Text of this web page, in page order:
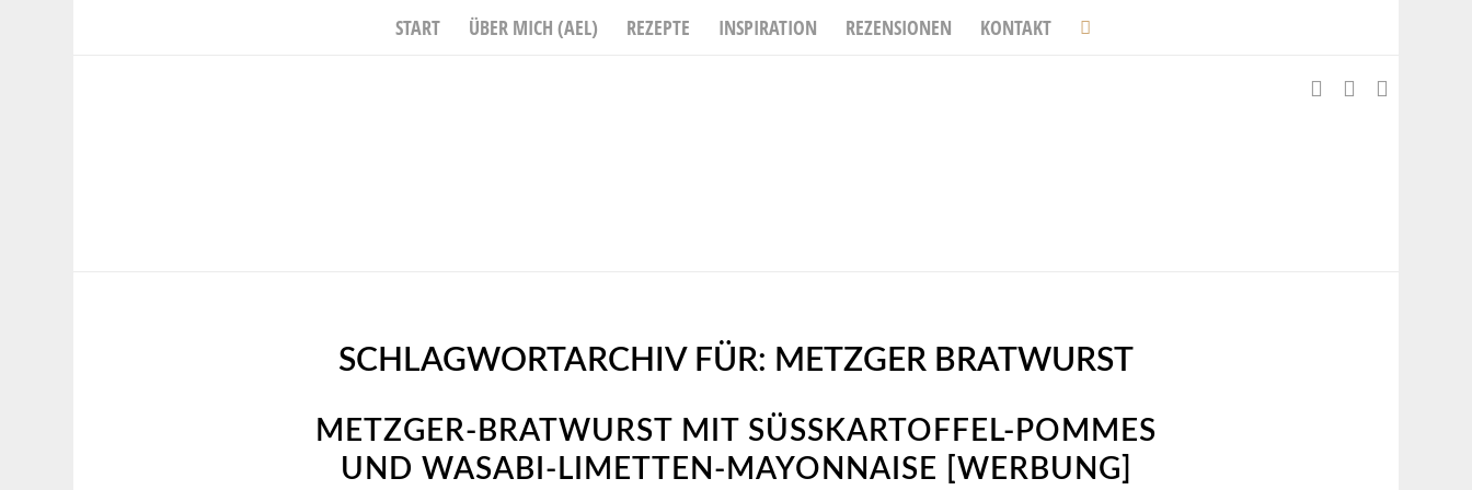
START ÜBER MICH (AEL) REZEPTE INSPIRATION REZENSIONEN KONTAKT
SCHLAGWORTARCHIV FÜR: METZGER BRATWURST
METZGER-BRATWURST MIT SÜSSKARTOFFEL-POMMES U
ND WASABI-LIMETTEN-MAYONNAISE [WERBUNG] [